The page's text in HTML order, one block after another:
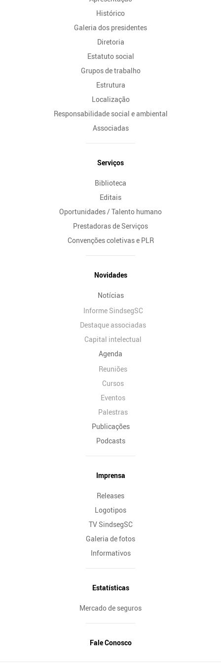
Histórico
Galeria dos presidentes
Diretoria
Estatuto social
Grupos de trabalho
Estrutura
Localização
Responsabilidade social e ambiental
Associadas
Serviços
Biblioteca
Editais
Oportunidades / Talento humano
Prestadoras de Serviços
Convenções coletivas e PLR
Novidades
Notícias
Informe SindsegSC
Destaque associadas
Capital intelectual
Agenda
Reuniões
Cursos
Eventos
Palestras
Publicações
Podcasts
Imprensa
Releases
Logotipos
TV SindsegSC
Galeria de fotos
Informativos
Estatísticas
Mercado de seguros
Fale Conosco